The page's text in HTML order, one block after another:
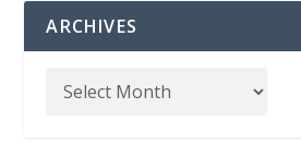
ARCHIVES